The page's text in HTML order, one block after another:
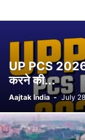
UP PCS 2026:
करने की...
Aajtak India - July